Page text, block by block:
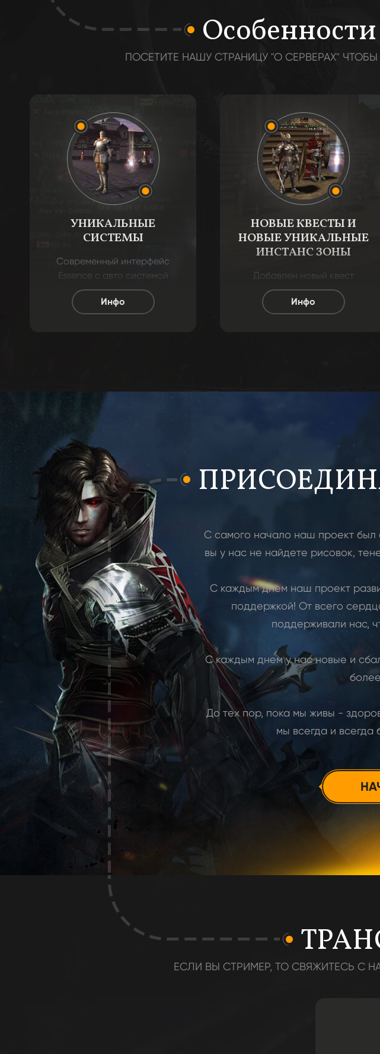
ПОСЕТИТЕ НАШУ СТРАНИЦУ "О СЕРВЕРАХ"
УНИКАЛЬНЫЕ
СИСТЕМЫ
Современный интерфейс
Essence с авто системой
заточки, аттрибута, изучение
скиллов, и автоваставка лс.
Также реализовано
Инфо
НОВЫЕ КВЕСТЫ И
НОВЫЕ УНИКАЛЬНЫЕ
ИНСТАНС ЗОНЫ
Добавлен новый квест
"Правдивая история о
Единобожие" связанный с
десять новых авторских
Инфо
С самого начало наш проект был
вы у нас не найдете рисовок,
С каждым днем наш проект
поддержкой! От всего
поддерживали нас,
С каждым днем у нас новые и
До тех пор, пока мы живы -
мы всегда и всегда
ЕСЛИ ВЫ СТРИМЕР, ТО СВЯЖИТЕСЬ С